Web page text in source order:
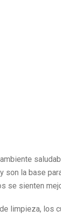
son la base
se sienten
limpieza, los